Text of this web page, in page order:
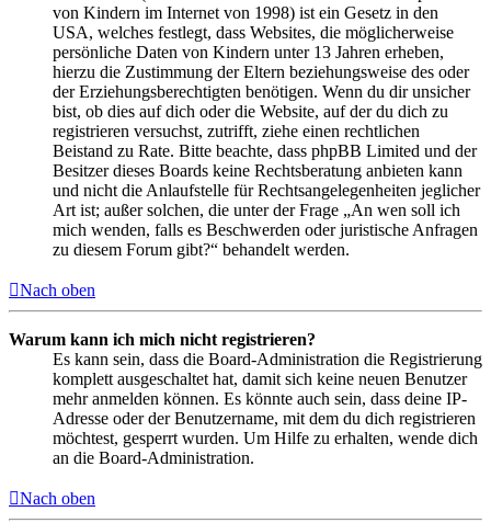
von Kindern im Internet von 1998) ist ein Gesetz in den
USA, welches festlegt, dass Websites, die möglicherweise
persönliche Daten von Kindern unter 13 Jahren erheben,
hierzu die Zustimmung der Eltern beziehungsweise des oder
der Erziehungsberechtigten benötigen. Wenn du dir unsicher
bist, ob dies auf dich oder die Website, auf der du dich zu
registrieren versuchst, zutrifft, ziehe einen rechtlichen
Beistand zu Rate. Bitte beachte, dass phpBB Limited und der
Besitzer dieses Boards keine Rechtsberatung anbieten kann
und nicht die Anlaufstelle für Rechtsangelegenheiten jeglicher
Art ist; außer solchen, die unter der Frage „An wen soll ich
mich wenden, falls es Beschwerden oder juristische Anfragen
zu diesem Forum gibt?“ behandelt werden.
Nach oben
Warum kann ich mich nicht registrieren?
Es kann sein, dass die Board-Administration die Registrierung
komplett ausgeschaltet hat, damit sich keine neuen Benutzer
mehr anmelden können. Es könnte auch sein, dass deine IP-
Adresse oder der Benutzername, mit dem du dich registrieren
möchtest, gesperrt wurden. Um Hilfe zu erhalten, wende dich
an die Board-Administration.
Nach oben